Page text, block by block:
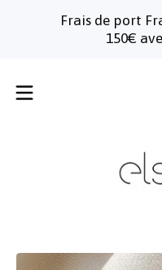
Frais de port
150€